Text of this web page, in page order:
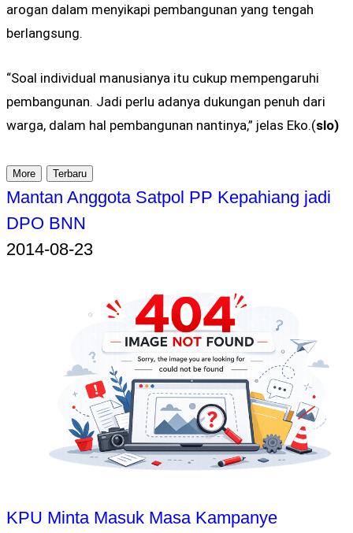
arogan dalam menyikapi pembangunan yang tengah
berlangsung.
“Soal individual manusianya itu cukup mempengaruhi
pembangunan. Jadi perlu adanya dukungan penuh dari
warga, dalam hal pembangunan nantinya,” jelas Eko.(slo)
More Terbaru
Mantan Anggota Satpol PP Kepahiang jadi
DPO BNN
2014-08-23
KPU Minta Masuk Masa Kampanye